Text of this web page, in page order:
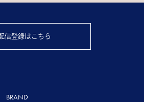
信登録はこちら
BRAND